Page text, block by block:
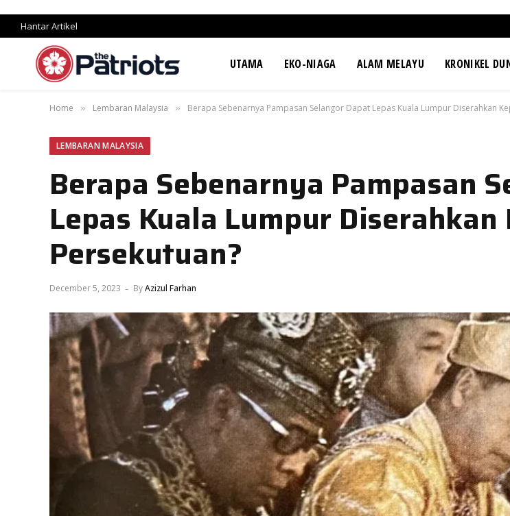
Hantar Artikel
UTAMA EKO-NIAGA ALAM MELAYU KRONIKEL
Home » Lembaran Malaysia » Berapa Sebenarnya Pampasan Selangor Dapat Lepas Kuala Lumpur Diserahkan
LEMBARAN MALAYSIA
Berapa Sebenarnya Pampasan
Lepas Kuala Lumpur
Persekutuan?
December 5, 2023 ByAzizul Farhan